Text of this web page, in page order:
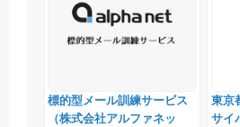
標的型メール訓練サービス
（株式会社アルファネッ
東京
サイ